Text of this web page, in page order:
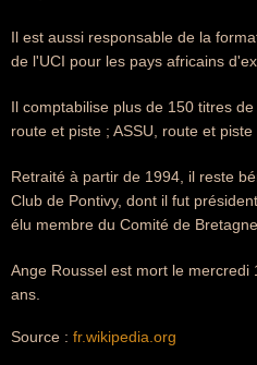
Il est aussi responsable de la
de l'UCI pour les pays africains
Il comptabilise plus de 150 titres
route et piste ; ASSU, route et
Retraité à partir de 1994, il reste
Club de Pontivy, dont il fut
élu membre du Comité de Bretagne.
Ange Roussel est mort le
ans.
Source : fr.wikipedia.org